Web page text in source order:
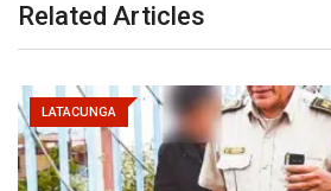
Related Articles
LATACUNGA